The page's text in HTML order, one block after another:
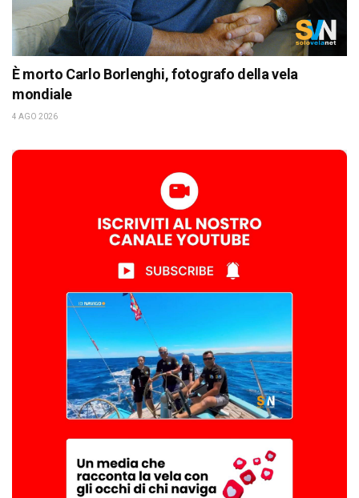
È morto Carlo Borlenghi, fotografo della vela
mondiale
4 AGO 2026